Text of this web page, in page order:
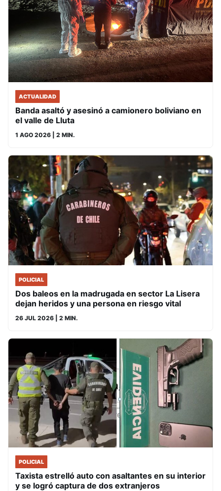
ACTUALIDAD
Banda asaltó y asesinó a camionero boliviano en
el valle de Lluta
1 AGO 2026 | 2 MIN.
POLICIAL
Dos baleos en la madrugada en sector La Lisera
dejan heridos y una persona en riesgo vital
26 JUL 2026 | 2 MIN.
POLICIAL
Taxista estrelló auto con asaltantes en su interior
y se logró captura de dos extranjeros